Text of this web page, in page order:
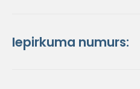
Iepirkuma numurs: